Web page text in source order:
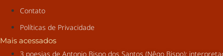
Contato
Políticas de Privacidade
Mais acessados
3 poesias de Antonio Bispo dos Santos (Nêgo Bispo):